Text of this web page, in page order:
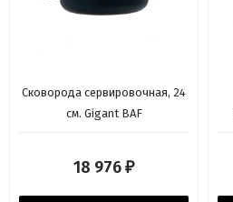
Сковорода сервировочная, 24
см. Gigant BAF
18 976 ₽